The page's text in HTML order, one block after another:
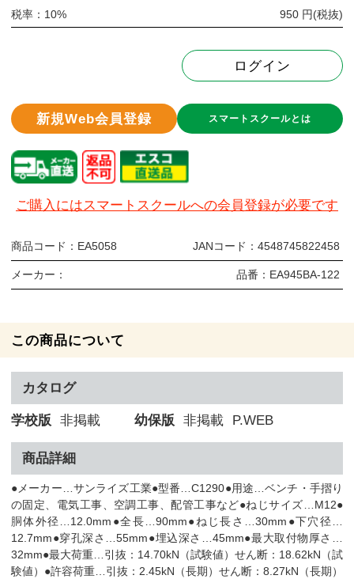
税率：10% 950 円(税抜)
ログイン
新規Web会員登録 スマートスクールとは
ご購入にはスマートスクールへの会員登録が必要です
商品コード： EA5058 JANコード： 4548745822458
メーカー： 品番： EA945BA-122
この商品について
カタログ
学校版 非掲載 幼保版 非掲載 P.WEB
商品詳細
●メーカー…サンライズ工業●型番…C1290●用途…ベンチ・手摺り
の固定、電気工事、空調工事、配管工事など●ねじサイズ…M12●
胴体外径…12.0mm●全長…90mm●ねじ長さ…30mm●下穴径…
12.7mm●穿孔深さ…55mm●埋込深さ…45mm●最大取付物厚さ…
32mm●最大荷重…引抜：14.70kN（試験値）せん断：18.62kN（試
験値）●許容荷重…引抜：2.45kN（長期）せん断：8.27kN（長期）